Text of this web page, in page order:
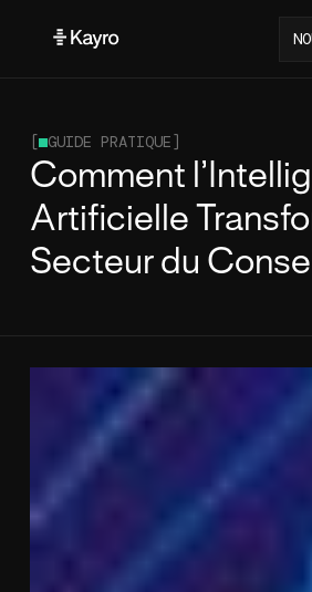
[ GUIDE PRATIQUE]
Comment
Artificielle
Secteur du